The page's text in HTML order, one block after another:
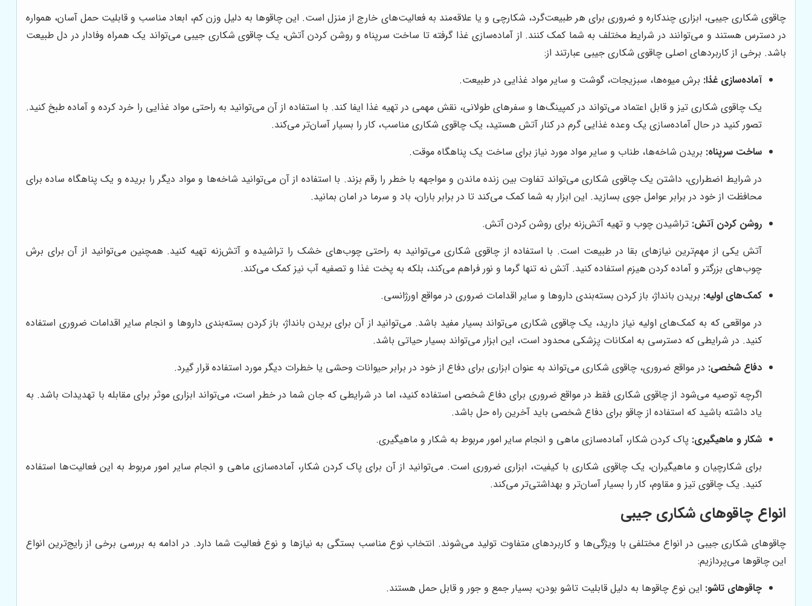
چاقوی شکاری جیبی، ابزاری چندکاره و ضروری برای هر طبیعت‌گرد، شکارچی و یا علاقه‌مند به فعالیت‌های خارج از منزل است. این چاقوها به دلیل وزن کم، ابعاد مناسب و قابلیت حمل آسان، همواره
در دسترس هستند و می‌توانند در شرایط مختلف به شما کمک کنند. از آماده‌سازی غذا گرفته تا ساخت سرپناه و روشن کردن آتش، یک چاقوی شکاری جیبی می‌تواند یک همراه وفادار در دل طبیعت
باشد. برخی از کاربردهای اصلی چاقوی شکاری جیبی عبارتند از:
آماده‌سازی غذا: برش میوه‌ها، سبزیجات، گوشت و سایر مواد غذایی در طبیعت.
یک چاقوی شکاری تیز و قابل اعتماد می‌تواند در کمپینگ‌ها و سفرهای طولانی، نقش مهمی در تهیه غذا ایفا کند. با استفاده از آن می‌توانید به راحتی مواد غذایی را خرد کرده و آماده طبخ کنید.
تصور کنید در حال آماده‌سازی یک وعده غذایی گرم در کنار آتش هستید، یک چاقوی شکاری مناسب، کار را بسیار آسان‌تر می‌کند.
ساخت سرپناه: بریدن شاخه‌ها، طناب و سایر مواد مورد نیاز برای ساخت یک پناهگاه موقت.
در شرایط اضطراری، داشتن یک چاقوی شکاری می‌تواند تفاوت بین زنده ماندن و مواجهه با خطر را رقم بزند. با استفاده از آن می‌توانید شاخه‌ها و مواد دیگر را بریده و یک پناهگاه ساده برای
محافظت از خود در برابر عوامل جوی بسازید. این ابزار به شما کمک می‌کند تا در برابر باران، باد و سرما در امان بمانید.
روشن کردن آتش: تراشیدن چوب و تهیه آتش‌زنه برای روشن کردن آتش.
آتش یکی از مهم‌ترین نیازهای بقا در طبیعت است. با استفاده از چاقوی شکاری می‌توانید به راحتی چوب‌های خشک را تراشیده و آتش‌زنه تهیه کنید. همچنین می‌توانید از آن برای برش
چوب‌های بزرگتر و آماده کردن هیزم استفاده کنید. آتش نه تنها گرما و نور فراهم می‌کند، بلکه به پخت غذا و تصفیه آب نیز کمک می‌کند.
کمک‌های اولیه: بریدن بانداژ، باز کردن بسته‌بندی داروها و سایر اقدامات ضروری در مواقع اورژانسی.
در مواقعی که به کمک‌های اولیه نیاز دارید، یک چاقوی شکاری می‌تواند بسیار مفید باشد. می‌توانید از آن برای بریدن بانداژ، باز کردن بسته‌بندی داروها و انجام سایر اقدامات ضروری استفاده
کنید. در شرایطی که دسترسی به امکانات پزشکی محدود است، این ابزار می‌تواند بسیار حیاتی باشد.
دفاع شخصی: در مواقع ضروری، چاقوی شکاری می‌تواند به عنوان ابزاری برای دفاع از خود در برابر حیوانات وحشی یا خطرات دیگر مورد استفاده قرار گیرد.
اگرچه توصیه می‌شود از چاقوی شکاری فقط در مواقع ضروری برای دفاع شخصی استفاده کنید، اما در شرایطی که جان شما در خطر است، می‌تواند ابزاری موثر برای مقابله با تهدیدات باشد. به
یاد داشته باشید که استفاده از چاقو برای دفاع شخصی باید آخرین راه حل باشد.
شکار و ماهیگیری: پاک کردن شکار، آماده‌سازی ماهی و انجام سایر امور مربوط به شکار و ماهیگیری.
برای شکارچیان و ماهیگیران، یک چاقوی شکاری با کیفیت، ابزاری ضروری است. می‌توانید از آن برای پاک کردن شکار، آماده‌سازی ماهی و انجام سایر امور مربوط به این فعالیت‌ها استفاده
کنید. یک چاقوی تیز و مقاوم، کار را بسیار آسان‌تر و بهداشتی‌تر می‌کند.
انواع چاقوهای شکاری جیبی
چاقوهای شکاری جیبی در انواع مختلفی با ویژگی‌ها و کاربردهای متفاوت تولید می‌شوند. انتخاب نوع مناسب بستگی به نیازها و نوع فعالیت شما دارد. در ادامه به بررسی برخی از رایج‌ترین انواع
این چاقوها می‌پردازیم:
چاقوهای تاشو: این نوع چاقوها به دلیل قابلیت تاشو بودن، بسیار جمع و جور و قابل حمل هستند.